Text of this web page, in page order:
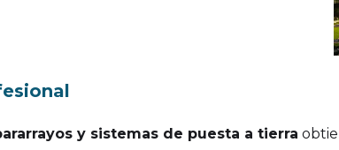
y sistemas de puesta a tierra